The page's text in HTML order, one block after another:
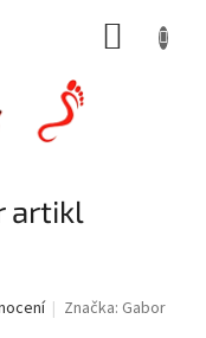
artikl
Značka: Gabor